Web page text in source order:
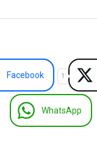
Facebook 1
WhatsApp